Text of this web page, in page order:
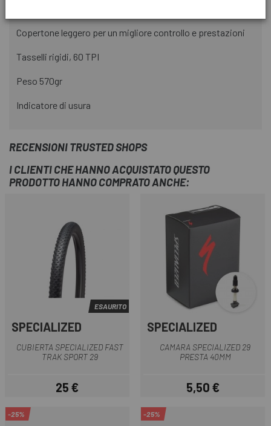
Copertone leggero per un migliore controllo e prestazioni
Tasselli rigidi, 60 TPI
Peso 570gr
Indicatore di usura
RECENSIONI TRUSTED SHOPS
I CLIENTI CHE HANNO ACQUISTATO QUESTO
PRODOTTO HANNO COMPRATO ANCHE:
ESAURITO
SPECIALIZED
CUBIERTA SPECIALIZED FAST
TRAK SPORT 29
Prezzo
25 €
SPECIALIZED
CAMARA SPECIALIZED 29
PRESTA 40MM
Prezzo
5,50 €
-25% -25%